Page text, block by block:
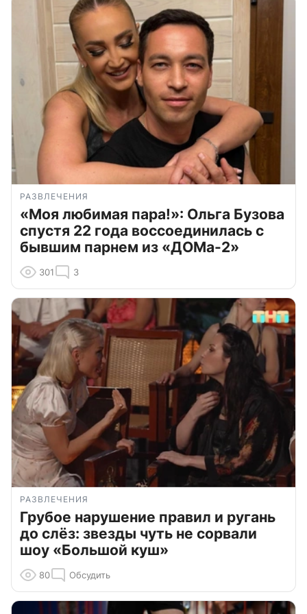
РАЗВЛЕЧЕНИЯ
«Моя любимая пара!»: Ольга Бузова
спустя 22 года воссоединилась с
бывшим парнем из «ДОМа-2»
301 3
РАЗВЛЕЧЕНИЯ
Грубое нарушение правил и ругань
до слёз: звезды чуть не сорвали
шоу «Большой куш»
80 Обсудить